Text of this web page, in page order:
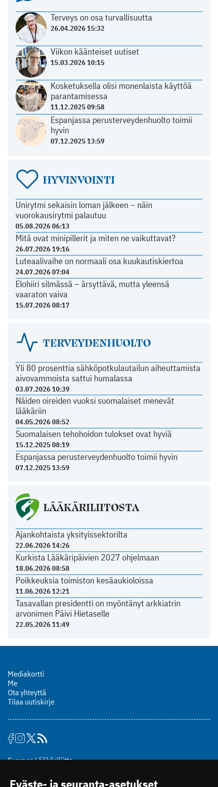
Terveys on osa turvallisuutta
26.04.2026 15:32
Viikon käänteiset uutiset
15.03.2026 10:15
Kosketuksella olisi monenlaista käyttöä
parantamisessa
11.12.2025 09:58
Espanjassa perusterveydenhuolto toimii
hyvin
07.12.2025 13:59
HYVINVOINTI
Unirytmi sekaisin loman jälkeen – näin
vuorokausirytmi palautuu
05.08.2026 06:13
Mitä ovat minipillerit ja miten ne vaikuttavat?
26.07.2026 19:16
Luteaalivaihe on normaali osa kuukautiskiertoa
24.07.2026 07:04
Elohiiri silmässä – ärsyttävä, mutta yleensä
vaaraton vaiva
15.07.2026 08:17
TERVEYDENHUOLTO
Yli 80 prosenttia sähköpotkulautailun aiheuttamista
aivovammoista sattui humalassa
03.07.2026 10:39
Näiden oireiden vuoksi suomalaiset menevät
lääkäriin
04.05.2026 08:52
Suomalaisen tehohoidon tulokset ovat hyviä
15.12.2025 08:19
Espanjassa perusterveydenhuolto toimii hyvin
07.12.2025 13:59
LÄÄKÄRILIITOSTA
Ajankohtaista yksityissektorilta
22.06.2026 14:26
Kurkista Lääkäripäivien 2027 ohjelmaan
18.06.2026 08:58
Poikkeuksia toimiston kesäaukioloissa
11.06.2026 12:21
Tasavallan presidentti on myöntänyt arkkiatrin
arvonimen Päivi Hietaselle
22.05.2026 11:49
Mediakortti
Me
Ota yhteyttä
Tilaa uutiskirje
Suomen Lääkäriliitto
00510 Helsinki